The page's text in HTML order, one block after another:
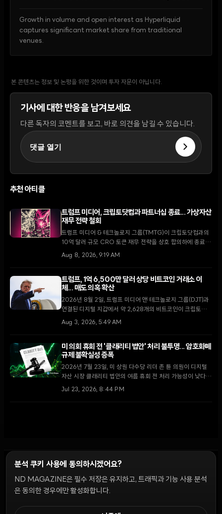
Growth in volume and open interest as Hyperliquid
captures significant market share from traditional
venues.
본 콘텐츠는 정보 및 논평을 위한 것이며 투자 자문이 아닙니다.
기사에 대한 반응을 남겨보세요
다른 독자의 코멘트를 보고, 바로 의견을 남길 수 있습니다.
댓글 열기
추천 아티클
트럼프 미디어, 크립토닷컴과 파트너십 종료... 가상자산
재무 전략 철회
트럼프 미디어 & 테크놀로지 그룹(TMTG)이 크립토닷컴과의
10억 달러 규모 CRO 토큰 재무 전략을 상호 합의하에 종료했
다. 이번 결정은 가상자산 시장의 냉각 속에 핵융합 에너지와
Aug 8, 2026, 9:19 AM
트럼프, 1억 6,500만 달러 상당 비트코인 거래소 이
체... 매도 의혹 확산
2026년 8월 2일, 트럼프 미디어 앤 테크놀로지 그룹(DJT)과
연결된 디지털 지갑에서 약 2,628개의 비트코인이 크립토닷컴
거래소로 이동했다. 막대한 운영 손실을 기록 중인 가운데 이번
Aug 3, 2026, 5:49 AM
미 의회 휴회 전 '클래리티 법안' 처리 불투명... 암호화폐
규제 불확실성 증폭
2026년 7월 23일, 미 상원 다수당 리더 존 튠 의원이 디지털
자산 시장 클래리티 법안의 여름 휴회 전 처리 가능성이 낮다고
밝혔다. 최근 윤리 조항 합의로 고조되었던 입법 기대감이 의회
Jul 23, 2026, 8:44 PM
윤리 원칙 Discord 봇캠페인 가이드커뮤니티 랭킹
쿠키 설정
분석 쿠키 사용에 동의하시겠어요?
ND MAGAZINE은 필수 저장은 유지하고, 트래픽과 기능 사용 분석
은 동의한 경우에만 활성화합니다.